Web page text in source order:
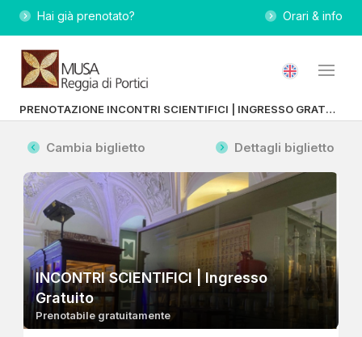
Hai già prenotato? Orari & info
PRENOTAZIONE INCONTRI SCIENTIFICI | INGRESSO GRATUITO
Cambia biglietto Dettagli biglietto
INCONTRI SCIENTIFICI | Ingresso
Gratuito
Prenotabile gratuitamente